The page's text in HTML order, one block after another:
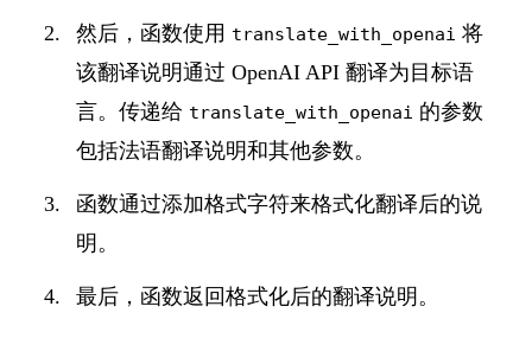
然后，函数使用 translate_with_openai 将
该翻译说明通过 OpenAI API 翻译为目标语
言。传递给 translate_with_openai 的参数
包括法语翻译说明和其他参数。
函数通过添加格式字符来格式化翻译后的说
明。
最后，函数返回格式化后的翻译说明。